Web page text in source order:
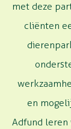
met deze
cliënten
en
Adfund